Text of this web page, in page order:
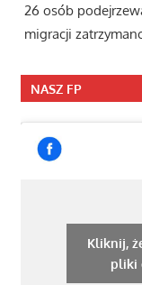
26 osób
migracji
NASZ FP
Kliknij,
pliki